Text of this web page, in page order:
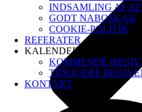
INDSAMLING AF
GODT NABOSKAB
COOKIE-POLITIK
REFERATER
KALENDER
KOMMENDE
TIDLIGERE
KONTAKT